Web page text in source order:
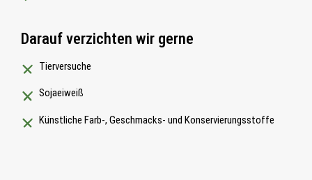
Darauf verzichten wir gerne
Tierversuche
Sojaeiweiß
Künstliche Farb-, Geschmacks- und Konservierungsstoffe